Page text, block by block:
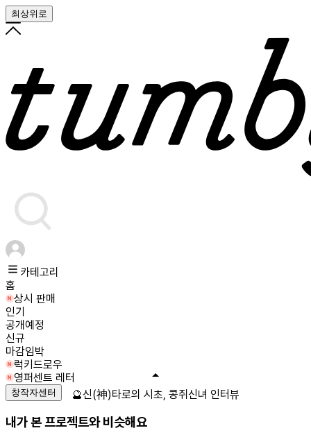
최상위로
카테고리
홈
상시 판매
인기
공개예정
신규
마감임박
럭키드로우
영퍼센트 레터
창작자센터
내가 본 프로젝트와 비슷해요
🔮신(神)타로의 시초, 콩쥐신녀 인터뷰